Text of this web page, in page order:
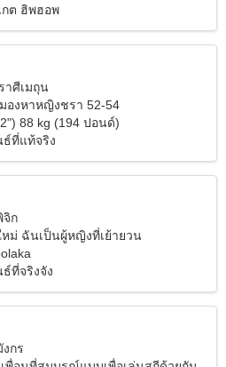
กต ฮิพฮอพ
าศีเมถุน
องหาหญิงชรา 52-54
88 kg (194 ปอนด์)
ที่แท้จริง
จิก
ม่ ฉันเป็นผู้หญิงที่เย้ายวน
ที่จริงจัง
กร